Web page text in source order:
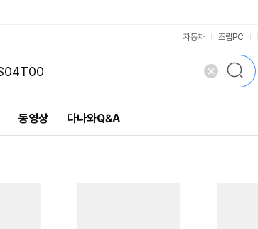
자동차 조립PC
동영상 다나와Q&A